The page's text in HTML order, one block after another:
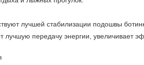
лучшей стабилизации подошвы
передачу энергии, увеличивает